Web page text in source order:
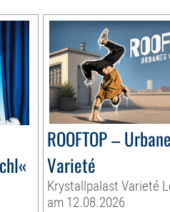
ROOFTOP –
Varieté
Krystallpalast Varieté
am 12.08.2026